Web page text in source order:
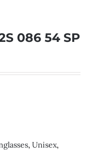
086 54 SP
, Unisex,